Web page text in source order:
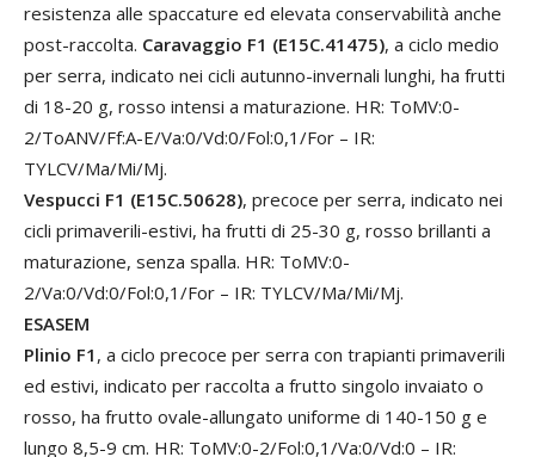
resistenza alle spaccature ed elevata conservabilità anche
post-raccolta. Caravaggio F1 (E15C.41475), a ciclo medio
per serra, indicato nei cicli autunno-invernali lunghi, ha frutti
di 18-20 g, rosso intensi a maturazione. HR: ToMV:0-
2/ToANV/Ff:A-E/Va:0/Vd:0/Fol:0,1/For – IR:
TYLCV/Ma/Mi/Mj.
Vespucci F1 (E15C.50628), precoce per serra, indicato nei
cicli primaverili-estivi, ha frutti di 25-30 g, rosso brillanti a
maturazione, senza spalla. HR: ToMV:0-
2/Va:0/Vd:0/Fol:0,1/For – IR: TYLCV/Ma/Mi/Mj.
ESASEM
Plinio F1 , a ciclo precoce per serra con trapianti primaverili
ed estivi, indicato per raccolta a frutto singolo invaiato o
rosso, ha frutto ovale-allungato uniforme di 140-150 g e
lungo 8,5-9 cm. HR: ToMV:0-2/Fol:0,1/Va:0/Vd:0 – IR: